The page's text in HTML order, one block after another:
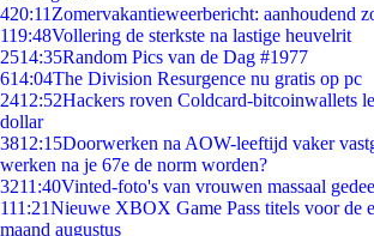
420:11 Zomervakantieweerbericht: aanhoudend
119:48Vollering de sterkste na lastige heuvelrit
2514:35Random Pics van de Dag #1977
614:04The Division Resurgence nu gratis op pc
2412:52Hackers roven Coldcard-bitcoinwallets
dollar
3812:15Doorwerken na AOW-leeftijd vaker
werken na je 67e de norm worden?
3211:40Vinted-foto's van vrouwen massaal
111:21Nieuwe XBOX Game Pass titels voor de
maand augustus